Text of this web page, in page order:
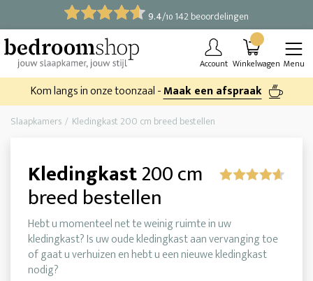
9.4/10 142 beoordelingen
Account Winkelwagen Menu
Kom langs in onze toonzaal -Maak een afspraak
Slaapkamers Kledingkast 200 cm breed bestellen
Kledingkast200 cm
breed bestellen
Hebt u momenteel net te weinig ruimte in uw
kledingkast? Is uw oude kledingkast aan vervanging toe
of gaat u verhuizen en hebt u een nieuwe kledingkast
nodig?